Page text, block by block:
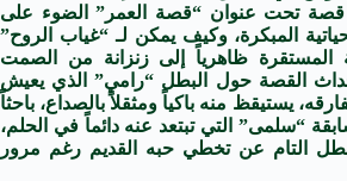
قصة تحت عنوان “قصة العمر” الضوء على
المبكرة، وكيف يمكن لـ “غياب الروح”
المستقرة ظاهرياً إلى زنزانة من الصمت
أحداث القصة حول البطل “رامي” الذي يعيش
يستيقظ منه باكياً ومثقلاً بالصداع، باحثاً
“سلمى” التي تبتعد عنه دائماً في الحلم،
التام عن تخطي حبه القديم رغم مرور